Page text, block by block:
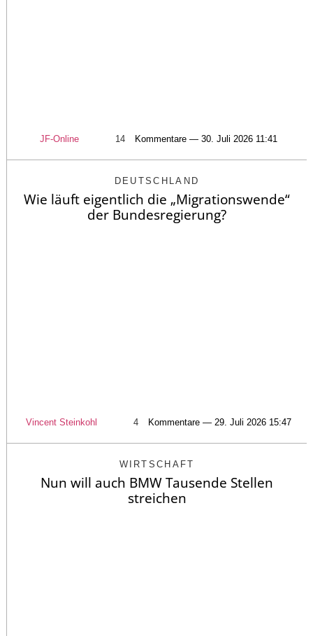
JF-Online 14 Kommentare — 30. Juli 2026 11:41
DEUTSCHLAND
Wie läuft eigentlich die „Migrationswende“
der Bundesregierung?
Vincent Steinkohl 4 Kommentare — 29. Juli 2026 15:47
WIRTSCHAFT
Nun will auch BMW Tausende Stellen
streichen